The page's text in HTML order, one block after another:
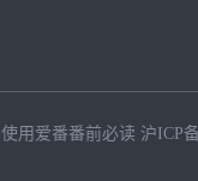
使用爱番番前必读 沪ICP